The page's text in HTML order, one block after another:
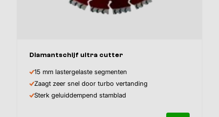
Afmeting
Diamantschijf ultra cutter
15 mm lastergelaste segmenten
Zaagt zeer snel door turbo vertanding
Sterk geluiddempend stamblad